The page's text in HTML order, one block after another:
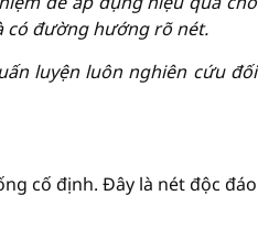
có đường hướng rõ nét.
luyện luôn nghiên cứu đối
cố định. Đây là nét độc đáo